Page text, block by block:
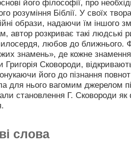
його філософії, про
розуміння Біблії. У своїх
образи, надаючи їм іншого
автор розкриває такі людські
любов до ближнього.
знамень», де кожне
Григорія Сковороди,
його до пізнання
для нього вагомим джерелом
становлення Г. Сковороди як
слова